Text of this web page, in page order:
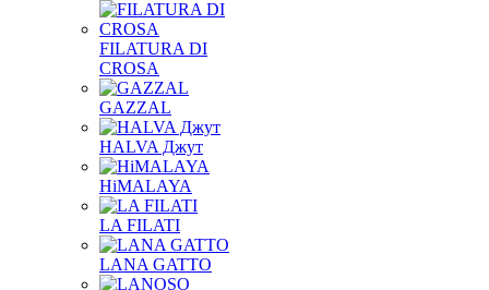
FILATURA DI
CROSA
GAZZAL
HALVA Джут
HiMALAYA
LA FILATI
LANA GATTO